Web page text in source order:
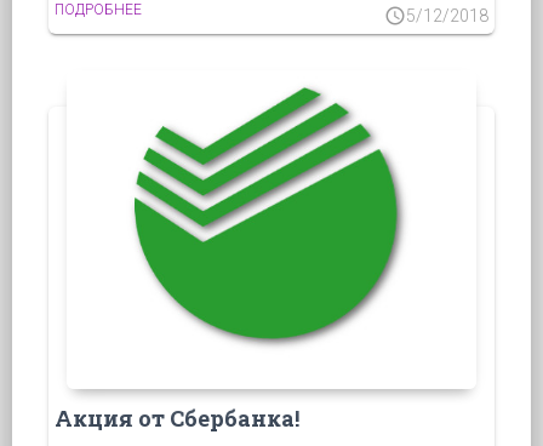
ПОДРОБНЕЕ schedule5/12/2018
Акция от Сбербанка!